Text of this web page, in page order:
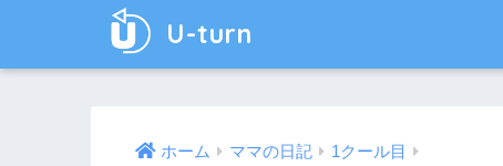
U-turn
ホーム ママの日記 1クール目